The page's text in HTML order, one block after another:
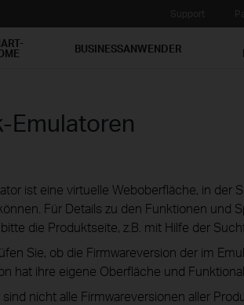
BUSINESSANWENDER
Emulatoren
ist eine virtuelle Weboberfläche, in der
Für Details zu den Funktionen und
die Produktseite, z.B. mit Hilfe der
Sie, ob die Firmwareversion der im
hat ihre eigene Oberfläche und
nicht alle Firmwareversionen aller